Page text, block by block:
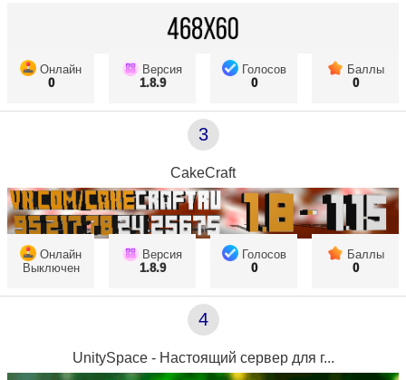
Онлайн
0
Версия
1.8.9
Голосов
0
Баллы
0
3
CakeCraft
Онлайн
Выключен
Версия
1.8.9
Голосов
0
Баллы
0
4
UnitySpace - Настоящий сервер для г...